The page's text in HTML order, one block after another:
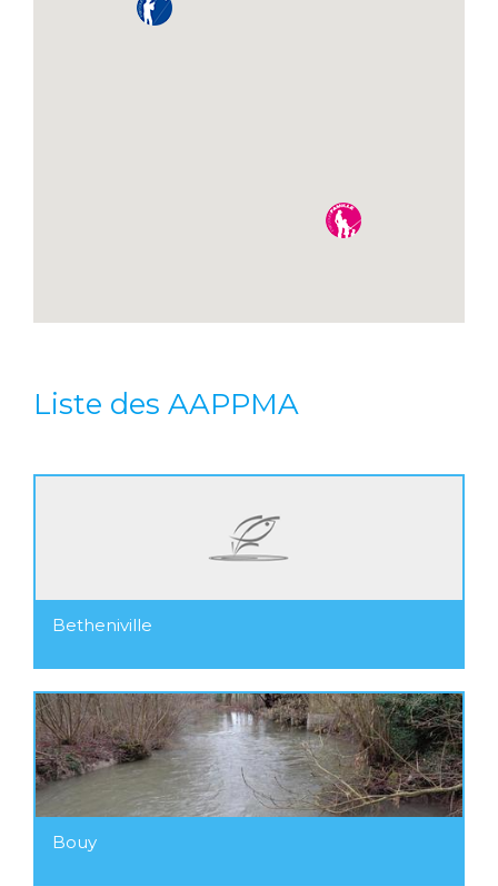
Liste des AAPPMA
Betheniville
Bouy